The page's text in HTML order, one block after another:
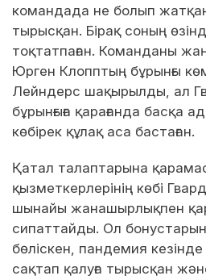
командада не болып
тырысқан. Бірақ соның
тоқтатпаған. Команданы
Юрген Клопптың бұрынғы
Лейндерс шақырылды, ал
бұрынғыға қарағанда басқа
көбірек құлақ аса бастаған.
Қатал талаптарына
қызметкерлерінің көбі
шынайы жанашырлықпен
сипаттайды. Ол
бөліскен, пандемия
сақтап қалуға тырысқан